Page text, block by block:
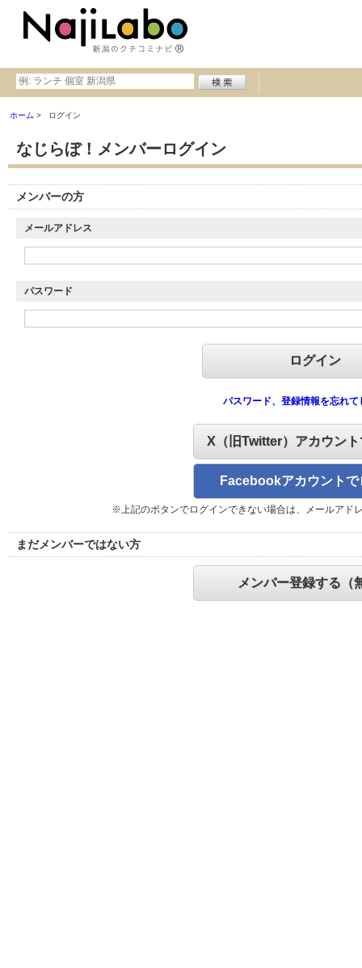
ホーム ログイン
なじらぼ！メンバーログイン
メンバーの方
メールアドレス
パスワード
パスワード、登録情報を忘れて
X（旧Twitter）アカウン
Facebookアカウントで
※上記のボタンでログインできない場合は、メールアド
まだメンバーではない方
メンバー登録する（